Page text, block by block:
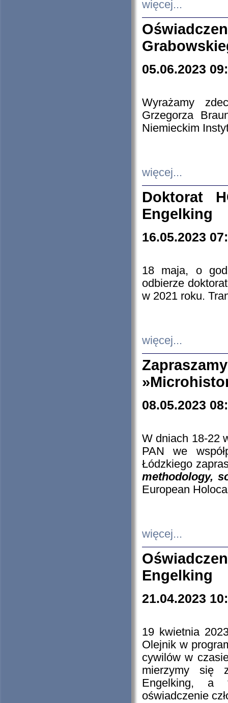
więcej...
05.06.2023
Wyrażamy
Grzegorza
Niemieckim
więcej...
Doktorat
Engelking
16.05.2023
18 maja, o
odbierze
w 2021 roku.
więcej...
08.05.2023
W dniach 18-22
PAN we
Łódzkiego
methodology,
European
więcej...
Engelking
21.04.2023
19 kwietnia
Olejnik w
cywilów w
mierzymy się
Engelking, a
oświadczenie